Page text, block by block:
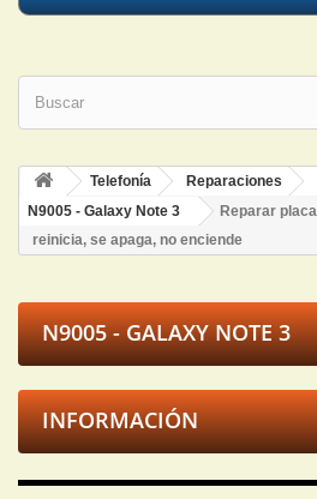
Telefonía Reparaciones
N9005 - Galaxy Note 3
Reparar
reinicia, se apaga, no enciende
N9005 - GALAXY NOTE 3
INFORMACIÓN